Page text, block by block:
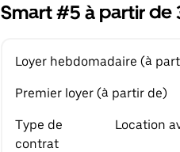
Smart #5 à partir de
Loyer hebdomadaire (à
Premier loyer (à partir de)
Type de
contrat
Location